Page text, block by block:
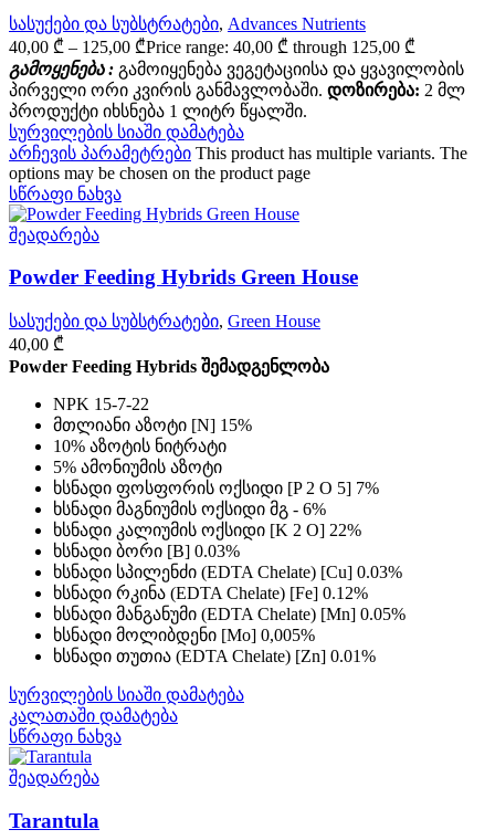
სასუქები და სუბსტრატები, Advances Nutrients
40,00 ₾ – 125,00 ₾Price range: 40,00 ₾ through 125,00 ₾
გამოყენება : გამოიყენება ვეგეტაციისა და ყვავილობის
პირველი ორი კვირის განმავლობაში. დოზირება: 2 მლ
პროდუქტი იხსნება 1 ლიტრ წყალში.
სურვილების სიაში დამატება
არჩევის პარამეტრები This product has multiple variants. The
options may be chosen on the product page
სწრაფი ნახვა
შეადარება
Powder Feeding Hybrids Green House
სასუქები და სუბსტრატები, Green House
40,00 ₾
Powder Feeding Hybrids შემადგენლობა
NPK 15-7-22
მთლიანი აზოტი [N] 15%
10% აზოტის ნიტრატი
5% ამონიუმის აზოტი
ხსნადი ფოსფორის ოქსიდი [P 2 O 5] 7%
ხსნადი მაგნიუმის ოქსიდი მგ - 6%
ხსნადი კალიუმის ოქსიდი [K 2 O] 22%
ხსნადი ბორი [B] 0.03%
ხსნადი სპილენძი (EDTA Chelate) [Cu] 0.03%
ხსნადი რკინა (EDTA Chelate) [Fe] 0.12%
ხსნადი მანგანუმი (EDTA Chelate) [Mn] 0.05%
ხსნადი მოლიბდენი [Mo] 0,005%
ხსნადი თუთია (EDTA Chelate) [Zn] 0.01%
სურვილების სიაში დამატება
კალათაში დამატება
სწრაფი ნახვა
შეადარება
Tarantula